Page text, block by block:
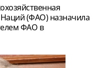
(ФАО) назначила
ФАО в